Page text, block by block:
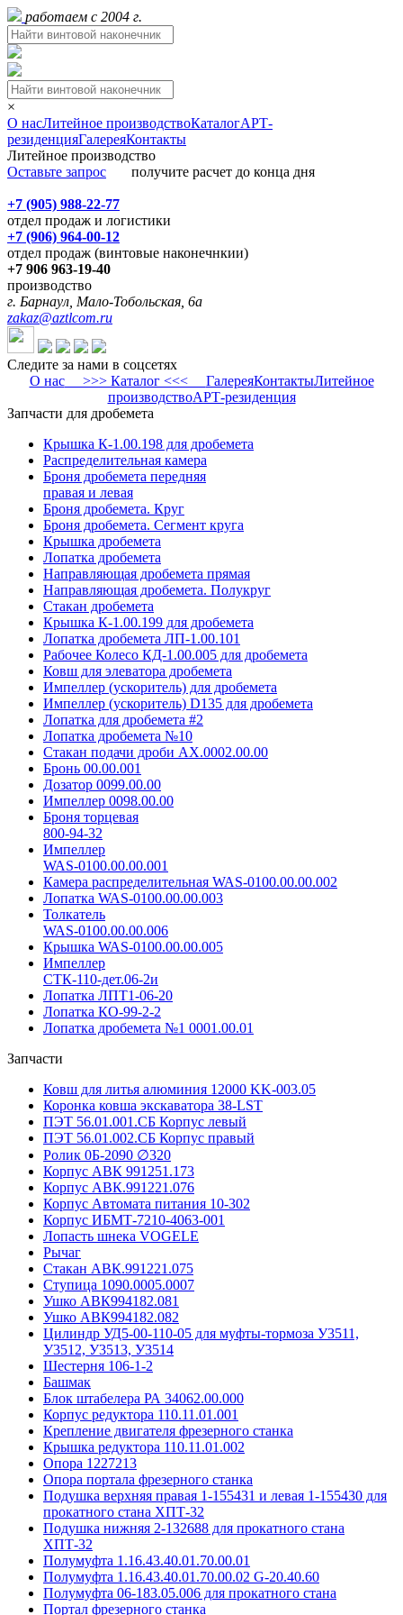
работаем с 2004 г.
×
О насЛитейное производствоКаталогАРТ-
резиденцияГалереяКонтакты
Литейное производство
Оставьте запрос получите расчет до конца дня
+7 (905) 988-22-77
отдел продаж и логистики
+7 (906) 964-00-12
отдел продаж (винтовые наконечнкии)
+7 906 963-19-40
производство
г. Барнаул, Мало-Тобольская, 6а
zakaz@aztlcom.ru
Следите за нами в соцсетях
О нас>>> Каталог <<< ГалереяКонтактыЛитейное
производствоАРТ-резиденция
Запчасти для дробемета
Крышка К-1.00.198 для дробемета
Распределительная камера
Броня дробемета передняя
правая и левая
Броня дробемета. Круг
Броня дробемета. Сегмент круга
Крышка дробемета
Лопатка дробемета
Направляющая дробемета прямая
Направляющая дробемета. Полукруг
Стакан дробемета
Крышка К-1.00.199 для дробемета
Лопатка дробемета ЛП-1.00.101
Рабочее Колесо КД-1.00.005 для дробемета
Ковш для элеватора дробемета
Импеллер (ускоритель) для дробемета
Импеллер (ускоритель) D135 для дробемета
Лопатка для дробемета #2
Лопатка дробемета №10
Стакан подачи дроби АХ.0002.00.00
Бронь 00.00.001
Дозатор 0099.00.00
Импеллер 0098.00.00
Броня торцевая
800-94-32
Импеллер
WAS-0100.00.00.001
Камера распределительная WAS-0100.00.00.002
Лопатка WAS-0100.00.00.003
Толкатель
WAS-0100.00.00.006
Крышка WAS-0100.00.00.005
Импеллер
СТК-110-дет.06-2и
Лопатка ЛПТ1-06-20
Лопатка КО-99-2-2
Лопатка дробемета №1 0001.00.01
Запчасти
Ковш для литья алюминия 12000 KK-003.05
Коронка ковша экскаватора 38-LST
ПЭТ 56.01.001.СБ Корпус левый
ПЭТ 56.01.002.СБ Корпус правый
Ролик 0Б-2090 ∅320
Корпус АВК 991251.173
Корпус АВК.991221.076
Корпус Автомата питания 10-302
Корпус ИБМТ-7210-4063-001
Лопасть шнека VOGELE
Рычаг
Стакан АВК.991221.075
Ступица 1090.0005.0007
Ушко АВК994182.081
Ушко АВК994182.082
Цилиндр УД5-00-110-05 для муфты-тормоза У3511,
У3512, У3513, У3514
Шестерня 106-1-2
Башмак
Блок штабелера РА 34062.00.000
Корпус редуктора 110.11.01.001
Крепление двигателя фрезерного станка
Крышка редуктора 110.11.01.002
Опора 1227213
Опора портала фрезерного станка
Подушка верхняя правая 1-155431 и левая 1-155430 для
прокатного стана ХПТ-32
Подушка нижняя 2-132688 для прокатного стана
ХПТ-32
Полумуфта 1.16.43.40.01.70.00.01
Полумуфта 1.16.43.40.01.70.00.02 G-20.40.60
Полумуфта 06-183.05.006 для прокатного стана
Портал фрезерного станка